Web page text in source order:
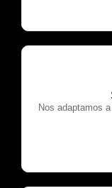
Nos adaptamos